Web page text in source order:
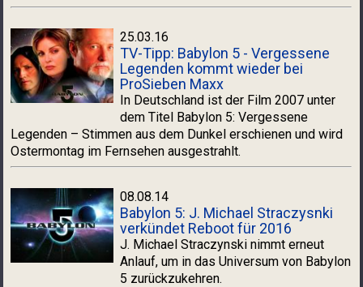
25.03.16
TV-Tipp: Babylon 5 - Vergessene
Legenden kommt wieder bei
ProSieben Maxx
In Deutschland ist der Film 2007 unter
dem Titel Babylon 5: Vergessene
Legenden – Stimmen aus dem Dunkel erschienen und wird
Ostermontag im Fernsehen ausgestrahlt.
08.08.14
Babylon 5: J. Michael Straczysnki
verkündet Reboot für 2016
J. Michael Straczynski nimmt erneut
Anlauf, um in das Universum von Babylon
5 zurückzukehren.